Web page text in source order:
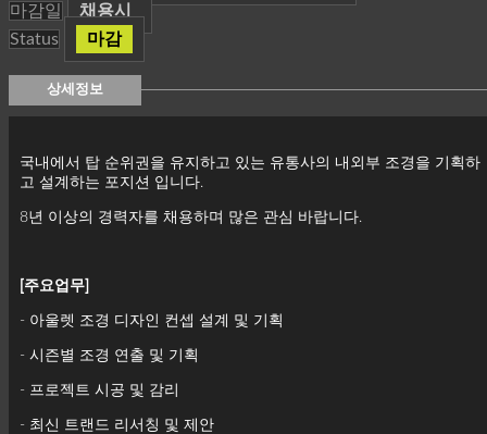
마감일
채용시
Status
마감
상세정보
국내에서 탑 순위권을 유지하고 있는 유통사의 내외부 조경을 기획하
고 설계하는 포지션 입니다.
8년 이상의 경력자를 채용하며 많은 관심 바랍니다.
[주요업무]
- 아울렛 조경 디자인 컨셉 설계 및 기획
- 시즌별 조경 연출 및 기획
- 프로젝트 시공 및 감리
- 최신 트랜드 리서칭 및 제안